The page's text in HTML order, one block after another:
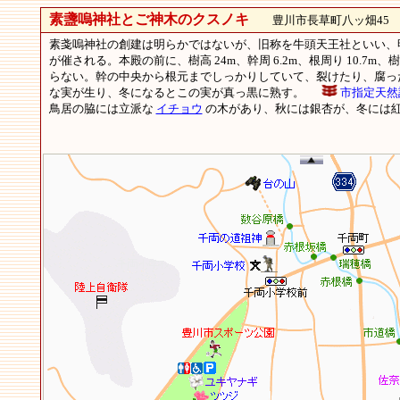
素盞嗚神社とご神木のクスノキ 豊川市長草町八ッ畑45
素戔嗚神社の創建は明らかではないが、旧称を牛頭天王社とい
が催される。本殿の前に、樹高 24m、幹周 6.2m、根周り 10.7m
らない。幹の中央から根元までしっかりしていて、裂けたり、
な実が生り、冬になるとこの実が真っ黒に熟す。
市指定天然
鳥居の脇には立派な イチョウ の木があり、秋には銀杏が、冬には